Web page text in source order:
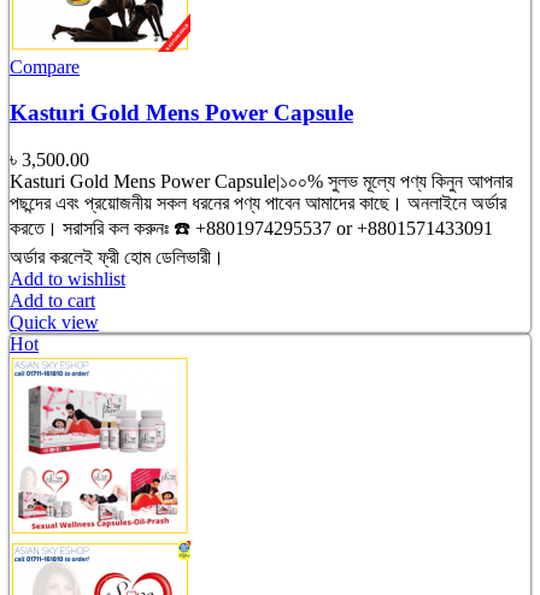
Compare
Kasturi Gold Mens Power Capsule
৳ 3,500.00
Kasturi Gold Mens Power Capsule|১০০% সুলভ মূল্যে পণ্য কিনুন আপনার
পছন্দের এবং প্রয়োজনীয় সকল ধরনের পণ্য পাবেন আমাদের কাছে। অনলাইনে অর্ডার
করতে। সরাসরি কল করুনঃ ☎️ +8801974295537 or +8801571433091
অর্ডার করলেই ফ্রী হোম ডেলিভারী।
Add to wishlist
Add to cart
Quick view
Hot